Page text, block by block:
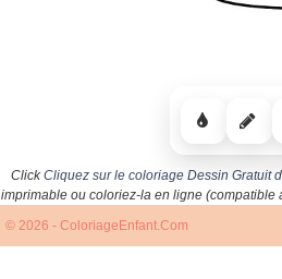
ClickCliquez sur le coloriage Dessin Gratuit
imprimable ou coloriez-la en ligne (compatible
© 2026 - ColoriageEnfant.Com